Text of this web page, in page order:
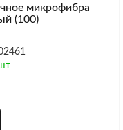
микрофибра
(100)